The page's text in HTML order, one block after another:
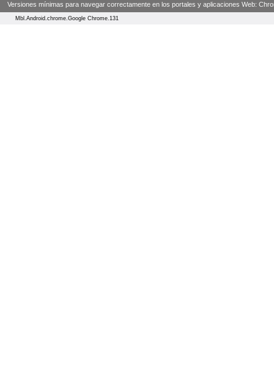
Versiones mínimas para navegar correctamente en los portales y aplicaciones Web:
Mbl.Android.chrome.Google Chrome.131